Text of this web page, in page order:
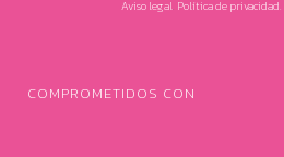
Aviso legal. Política de privacidad.
COMPROMETIDOS CON